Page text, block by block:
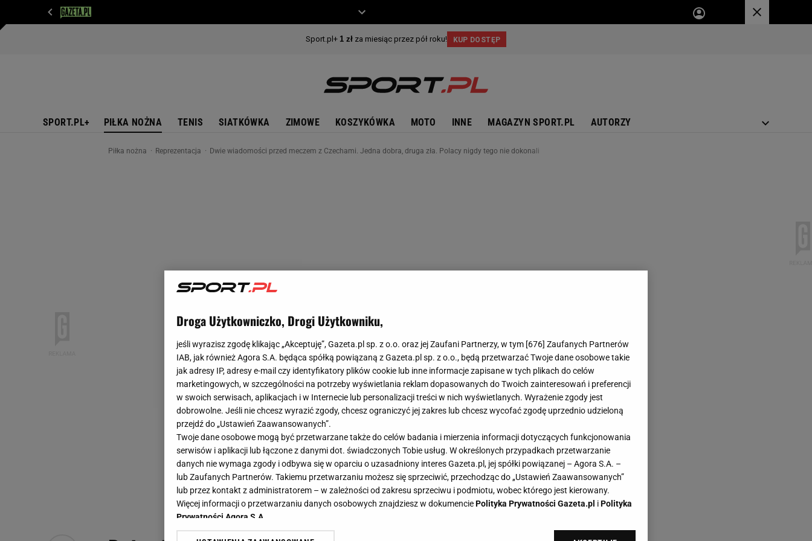
SPORT.PL+ PIŁKA NOŻNA TENIS SIATKÓWKA ZIMOWE KOSZYKÓWKA MOTO INNE MAGAZYN SPORT.PL AUTORZY
Piłka nożna Reprezentacja Dwie wiadomości przed meczem z Czechami. Jedna dobra, druga zła. Polacy nigdy tego nie dokonali
Droga Użytkowniczko, Drogi Użytkowniku,
jeśli wyrazisz zgodę klikając „Akceptuję”, Gazeta.pl sp. z o.o. oraz jej Zaufani Partnerzy, w tym [676] Zaufanych Partnerów
IAB, jak również Agora S.A. będąca spółką powiązaną z Gazeta.pl sp. z o.o., będą przetwarzać Twoje dane osobowe takie
jak adresy IP, adresy e-mail czy identyfikatory plików cookie lub inne informacje zapisane w tych plikach do celów
marketingowych, w szczególności na potrzeby wyświetlania reklam dopasowanych do Twoich zainteresowań i preferencji
w swoich serwisach, aplikacjach i w Internecie lub personalizacji treści w nich wyświetlanych. Wyrażenie zgody jest
dobrowolne. Jeśli nie chcesz wyrazić zgody, chcesz ograniczyć jej zakres lub chcesz wycofać zgodę uprzednio udzieloną
przejdź do „Ustawień Zaawansowanych”.
Twoje dane osobowe mogą być przetwarzane także do celów badania i mierzenia informacji dotyczących funkcjonowania
serwisów i aplikacji lub łączone z danymi dot. świadczonych Tobie usług. W określonych przypadkach przetwarzanie
danych nie wymaga zgody i odbywa się w oparciu o uzasadniony interes Gazeta.pl, jej spółki powiązanej – Agora S.A. –
lub Zaufanych Partnerów. Takiemu przetwarzaniu możesz się sprzeciwić, przechodząc do „Ustawień Zaawansowanych”
lub przez kontakt z administratorem – w zależności od zakresu sprzeciwu i podmiotu, wobec którego jest kierowany.
Więcej informacji o przetwarzaniu danych osobowych znajdziesz w dokumenciePolityka Prywatności Gazeta.pl iPolityka
Prywatności Agora S.A.